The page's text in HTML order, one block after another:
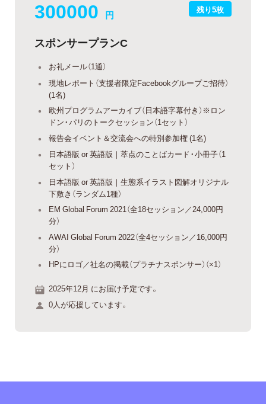
残り5枚
300000 円
スポンサープランC
お礼メール（1通）
現地レポート（支援者限定Facebookグループご招待）
(1名)
欧州プログラムアーカイブ（日本語字幕付き）※ロン
ドン・パリのトークセッション（1セット）
報告会イベント＆交流会への特別参加権 (1名)
日本語版 or 英語版｜萃点のことばカード・小冊子（1
セット）
日本語版 or 英語版｜生態系イラスト図解オリジナル
下敷き（ランダム1種）
EM Global Forum 2021（全18セッション／24,000円
分）
AWAI Global Forum 2022（全4セッション／16,000円
分）
HPにロゴ／社名の掲載（プラチナスポンサー）（×1）
2025年12月 にお届け予定です。
0人が応援しています。